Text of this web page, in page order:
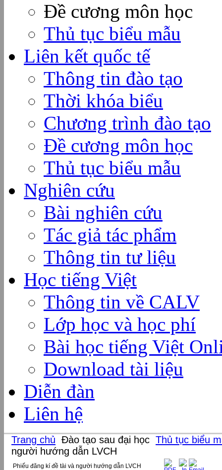
Đề cương môn học
Thủ tục biểu mẫu
Liên kết quốc tế
Thông tin đào tạo
Thời khóa biểu
Chương trình đào tạo
Đề cương môn học
Thủ tục biểu mẫu
Nghiên cứu
Bài nghiên cứu
Tác giả tác phẩm
Thông tin tư liệu
Học tiếng Việt
Thông tin về CALV
Lớp học và học phí
Bài học tiếng Việt
Download tài liệu
Diễn đàn
Liên hệ
Trang chủ Đào tạo sau đại học Thủ tục biểu
người hướng dẫn LVCH
Phiếu đăng kí đề tài và người hướng dẫn LVCH